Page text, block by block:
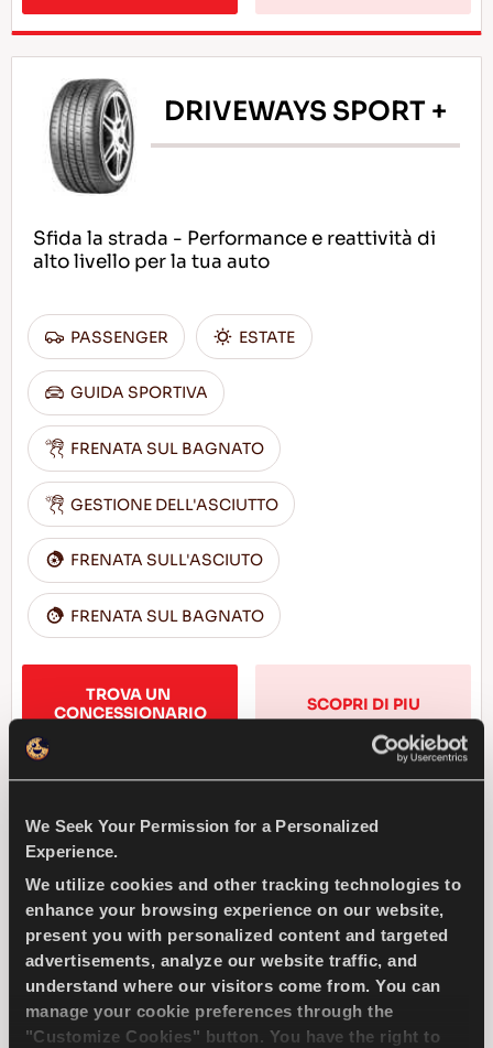
We Seek Your Permission for a Personalized
Experience.
We utilize cookies and other tracking technologies to
enhance your browsing experience on our website,
present you with personalized content and targeted
advertisements, analyze our website traffic, and
understand where our visitors come from. You can
manage your cookie preferences through the
"Customize Cookies" button. You have the right to
DRIVEWAYS SPORT +
Sfida la strada - Performance e reattività di
alto livello per la tua auto
PASSENGER ESTATE
GUIDA SPORTIVA
FRENATA SUL BAGNATO
GESTIONE DELL'ASCIUTTO
FRENATA SULL'ASCIUTO
FRENATA SUL BAGNATO
TROVA UN
CONCESSIONARIO
SCOPRI DI PIU
COMPETUS A/T3
Sfida le condizioni - Trazione e sicurezza per il
tuo veicolo 4x4